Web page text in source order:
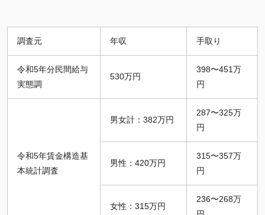
調査元 年収 手取り
令和5年分民間給与
実態調
530万円
398〜451万
円
令和5年賃金構造基
本統計調査
男女計：382万円
287〜325万
円
男性：420万円
315〜357万
円
女性：315万円
236〜268万